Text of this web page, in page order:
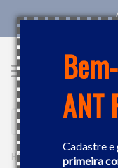
ANT
Cadastre e
primeira
Buscar
FERRAMENTAS